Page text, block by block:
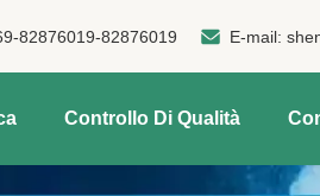
82876019-82876019 E-mail:
Controllo Di Qualità